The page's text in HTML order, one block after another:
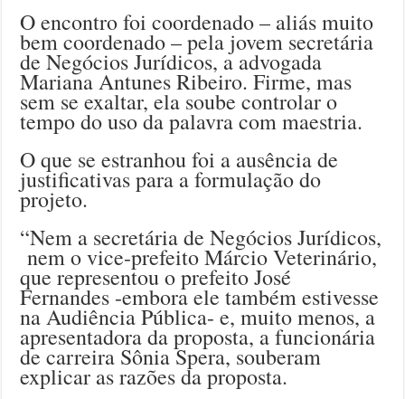
O encontro foi coordenado – aliás muito
bem coordenado – pela jovem secretária
de Negócios Jurídicos, a advogada
Mariana Antunes Ribeiro. Firme, mas
sem se exaltar, ela soube controlar o
tempo do uso da palavra com maestria.
O que se estranhou foi a ausência de
justificativas para a formulação do
projeto.
“Nem a secretária de Negócios Jurídicos,
nem o vice-prefeito Márcio Veterinário,
que representou o prefeito José
Fernandes -embora ele também estivesse
na Audiência Pública- e, muito menos, a
apresentadora da proposta, a funcionária
de carreira Sônia Spera, souberam
explicar as razões da proposta.